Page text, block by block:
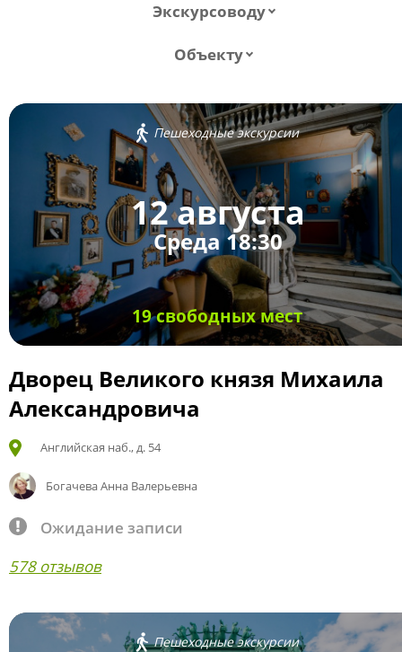
Экскурсоводу
Объекту
Пешеходные экскурсии
12 августа
Среда 18:30
19 свободных мест
Дворец Великого князя Михаила
Александровича
Английская наб., д. 54
Богачева Анна Валерьевна
Ожидание записи
578 отзывов
Пешеходные экскурсии